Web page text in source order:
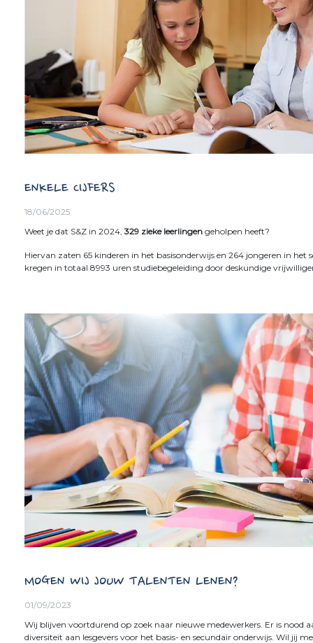
ENKELE CIJFERS
18/06/2025
Weet je dat S&Z in 2024,329 zieke leerlingen geholpen heeft?
Hiervan zaten 65 kinderen in het basisonderwijs en 264 jongeren in het
kregen in totaal 8993 uren studiebegeleiding door deskundige
MOGEN WIJ JOUW TALENTEN LENEN?
01/09/2023
Wij blijven voortdurend op zoek naar nieuwe medewerkers. Er is nood
diversiteit aan lesgevers voor het basis- en secundair onderwijs. Wil jij